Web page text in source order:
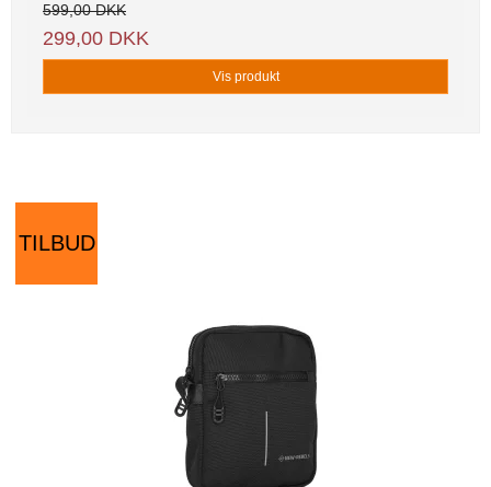
599,00 DKK
299,00 DKK
Vis produkt
TILBUD